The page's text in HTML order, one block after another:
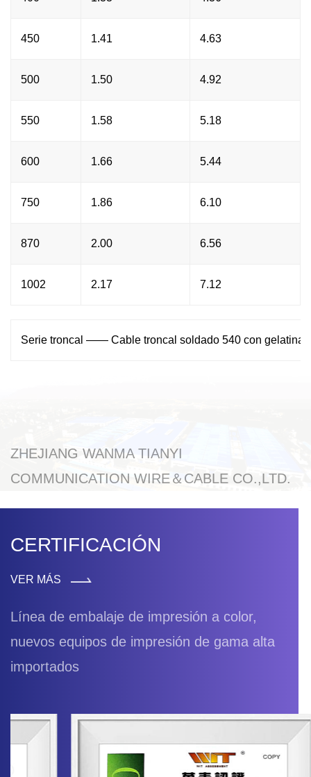
450 1.41 4.63
500 1.50 4.92
550 1.58 5.18
600 1.66 5.44
750 1.86 6.10
870 2.00 6.56
1002 2.17 7.12
Serie troncal —— Cable troncal soldado 540 con gelatina
ZHEJIANG WANMA TIANYI
COMMUNICATION WIRE＆CABLE CO.,LTD.
CERTIFICACIÓN
VER MÁS
Línea de embalaje de impresión a color,
nuevos equipos de impresión de gama alta
importados